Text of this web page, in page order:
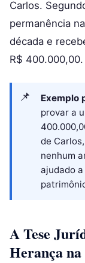
Carlos.
permanência
década e
R$ 400.000,00.
Exemplo
provar a
de
nenhum
ajudado
A Tese
Herança